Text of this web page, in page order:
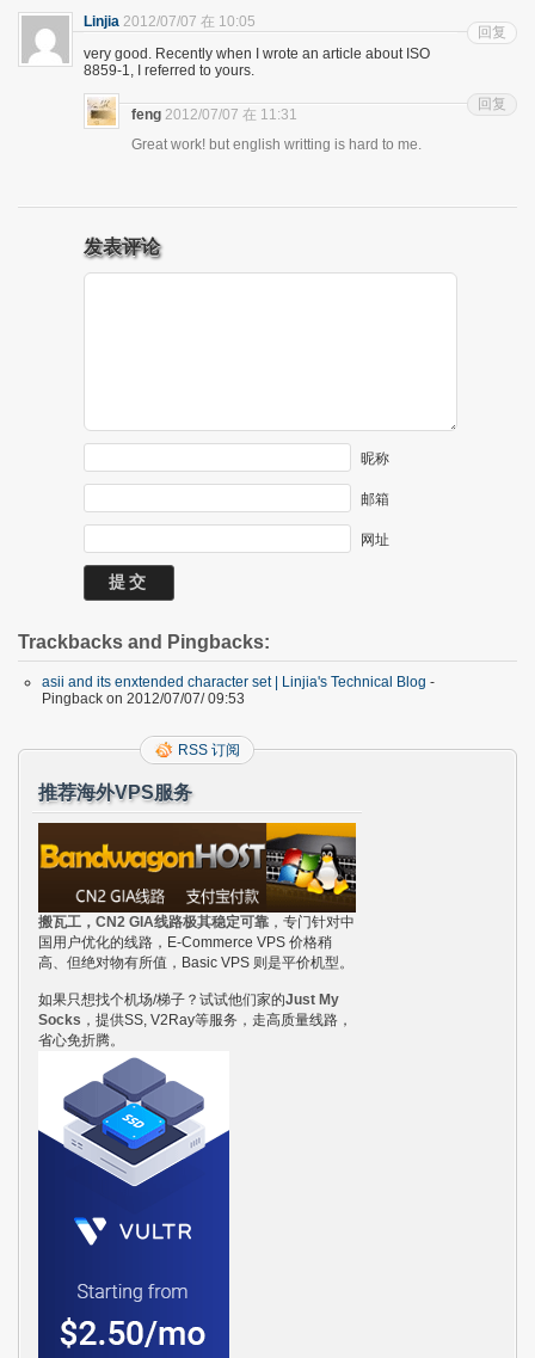
Linjia 2012/07/07 在 10:05
very good. Recently when I wrote an article about ISO
8859-1, I referred to yours.
回复
feng 2012/07/07 在 11:31
Great work! but english writting is hard to me.
回复
发表评论
昵称
邮箱
网址
Trackbacks and Pingbacks:
asii and its enxtended character set | Linjia's Technical Blog -
Pingback on 2012/07/07/ 09:53
RSS 订阅
推荐海外VPS服务
搬瓦工，CN2 GIA线路极其稳定可靠 ，专门针对中
国用户优化的线路，E-Commerce VPS 价格稍
高、但绝对物有所值，Basic VPS 则是平价机型。
如果只想找个机场/梯子？试试他们家的Just My
Socks ，提供SS, V2Ray等服务，走高质量线路，
省心免折腾。